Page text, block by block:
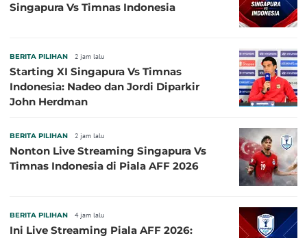
Singapura Vs Timnas Indonesia
BERITA PILIHAN 2 jam lalu
Starting XI Singapura Vs Timnas
Indonesia: Nadeo dan Jordi Diparkir
John Herdman
BERITA PILIHAN 2 jam lalu
Nonton Live Streaming Singapura Vs
Timnas Indonesia di Piala AFF 2026
BERITA PILIHAN 4 jam lalu
Ini Live Streaming Piala AFF 2026: